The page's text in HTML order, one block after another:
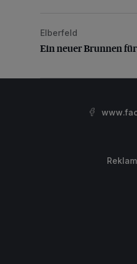
Ein neuer Brunnen für
Elberfeld
Ein neuer Brunnen